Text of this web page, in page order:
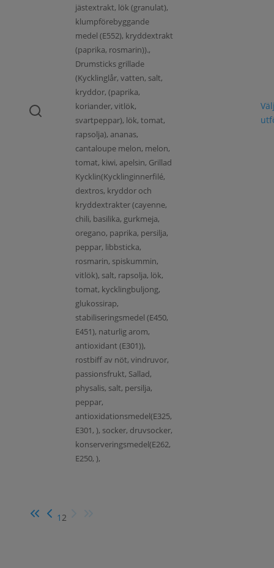
jästextrakt, lök (granulat),
klumpförebyggande
medel (E552), kryddextrakt
(paprika, rosmarin)).,
Drumsticks grillade
(Kycklinglår, vatten, salt,
kryddor, (paprika,
koriander, vitlök,
svartpeppar), lök, tomat,
rapsolja), ananas,
cantaloupe melon, melon,
tomat, kiwi, apelsin, Grillad
Kycklin(Kycklinginnerfilé,
dextros, kryddor och
kryddextrakter (cayenne,
chili, basilika, gurkmeja,
oregano, paprika, persilja,
peppar, libbsticka,
rosmarin, spiskummin,
vitlök), salt, rapsolja, lök,
tomat, kycklingbuljong,
glukossirap,
stabiliseringsmedel (E450,
E451), naturlig arom,
antioxidant (E301)),
rostbiff av nöt, vindruvor,
passionsfrukt, Sallad,
physalis, salt, persilja,
peppar,
antioxidationsmedel(E325,
E301, ), socker, druvsocker,
konserveringsmedel(E262,
E250, ),
1 2